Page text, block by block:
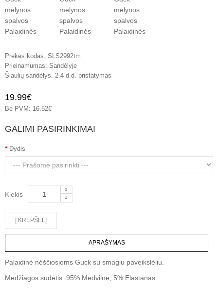
Prekės kodas: SLS2992tm
Prieinamumas: Sandėlyje
Šiaulių sandėlys. 2-4 d.d. pristatymas
19.99€
Be PVM: 16.52€
GALIMI PASIRINKIMAI
Dydis
Kiekis
APRAŠYMAS
Palaidinė nėščiosioms Guck su smagiu paveikslėliu.
Medžiagos sudėtis: 95% Medvilnė, 5% Elastanas